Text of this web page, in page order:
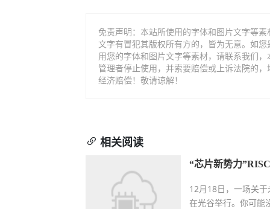
免责声明：本站所使用的字体和图片文字等
文字有冒犯其版权所有方的，皆为无意。如
用您的字体和图片文字等素材，请联系我们
管理者停止使用，并索要赔偿或上诉法院的
经济赔偿！敬请谅解！
相关阅读
“芯片新势力
12月18日，一场关
在光谷举行。你可能